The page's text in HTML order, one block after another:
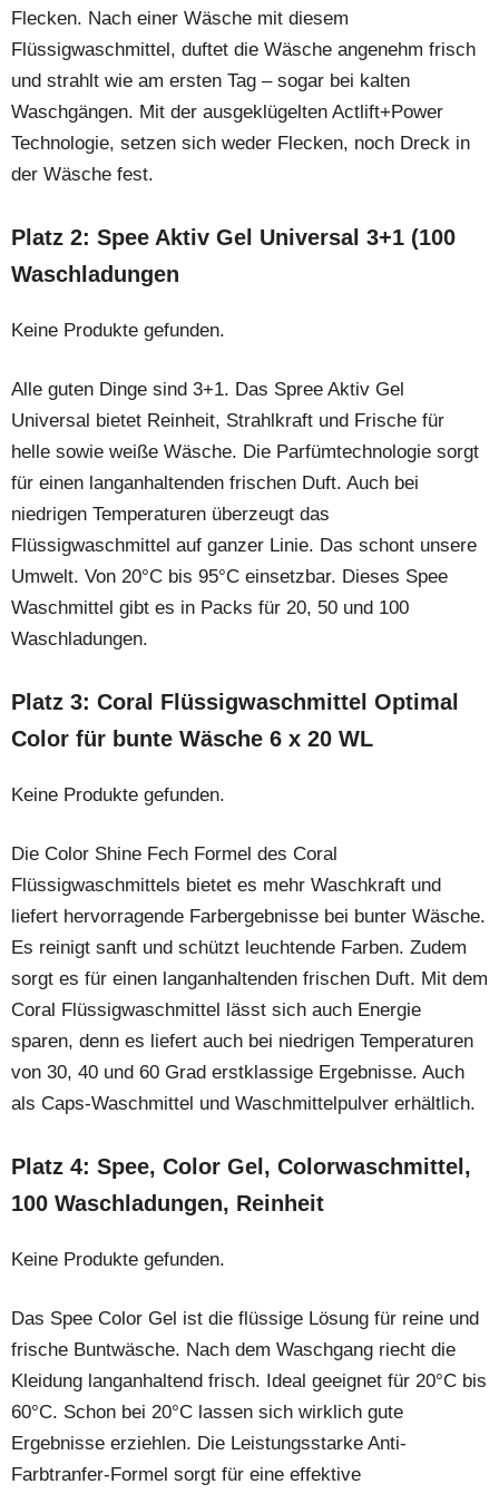
Flecken. Nach einer Wäsche mit diesem
Flüssigwaschmittel, duftet die Wäsche angenehm frisch
und strahlt wie am ersten Tag – sogar bei kalten
Waschgängen. Mit der ausgeklügelten Actlift+Power
Technologie, setzen sich weder Flecken, noch Dreck in
der Wäsche fest.
Platz 2: Spee Aktiv Gel Universal 3+1 (100
Waschladungen
Keine Produkte gefunden.
Alle guten Dinge sind 3+1. Das Spree Aktiv Gel
Universal bietet Reinheit, Strahlkraft und Frische für
helle sowie weiße Wäsche. Die Parfümtechnologie sorgt
für einen langanhaltenden frischen Duft. Auch bei
niedrigen Temperaturen überzeugt das
Flüssigwaschmittel auf ganzer Linie. Das schont unsere
Umwelt. Von 20°C bis 95°C einsetzbar. Dieses Spee
Waschmittel gibt es in Packs für 20, 50 und 100
Waschladungen.
Platz 3: Coral Flüssigwaschmittel Optimal
Color für bunte Wäsche 6 x 20 WL
Keine Produkte gefunden.
Die Color Shine Fech Formel des Coral
Flüssigwaschmittels bietet es mehr Waschkraft und
liefert hervorragende Farbergebnisse bei bunter Wäsche.
Es reinigt sanft und schützt leuchtende Farben. Zudem
sorgt es für einen langanhaltenden frischen Duft. Mit dem
Coral Flüssigwaschmittel lässt sich auch Energie
sparen, denn es liefert auch bei niedrigen Temperaturen
von 30, 40 und 60 Grad erstklassige Ergebnisse. Auch
als Caps-Waschmittel und Waschmittelpulver erhältlich.
Platz 4: Spee, Color Gel, Colorwaschmittel,
100 Waschladungen, Reinheit
Keine Produkte gefunden.
Das Spee Color Gel ist die flüssige Lösung für reine und
frische Buntwäsche. Nach dem Waschgang riecht die
Kleidung langanhaltend frisch. Ideal geeignet für 20°C bis
60°C. Schon bei 20°C lassen sich wirklich gute
Ergebnisse erziehlen. Die Leistungsstarke Anti-
Farbtranfer-Formel sorgt für eine effektive